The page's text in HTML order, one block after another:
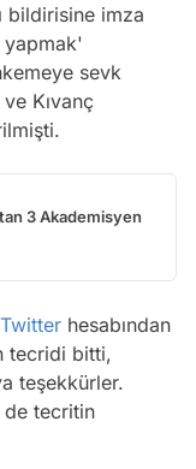
bildirisine imza
yapmak'
sevk
Kıvanç
3 Akademisyen
Twitter hesabından
tecridi bitti,
teşekkürler.
de tecritin